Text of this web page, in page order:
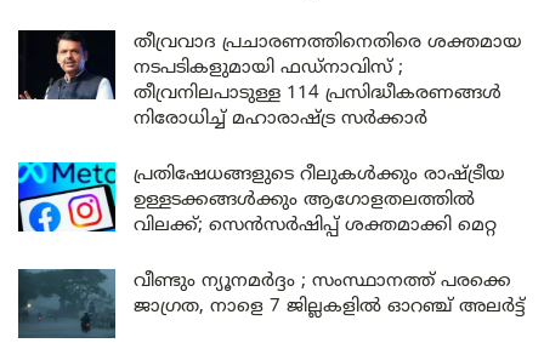
തീവ്രവാദ പ്രചാരണത്തിനെതിരെ ശക്തമായ
നടപടികളുമായി ഫഡ്നാവിസ് ;
തീവ്രനിലപാടുള്ള 114 പ്രസിദ്ധീകരണങ്ങൾ
നിരോധിച്ച് മഹാരാഷ്ട്ര സർക്കാർ
പ്രതിഷേധങ്ങളുടെ റീലുകൾക്കും രാഷ്ട്രീയ
ഉള്ളടക്കങ്ങൾക്കും ആഗോളതലത്തിൽ
വിലക്ക്; സെൻസർഷിപ്പ് ശക്തമാക്കി മെറ്റ
വീണ്ടും ന്യൂനമർദ്ദം ; സംസ്ഥാനത്ത് പരക്കെ
ജാഗ്രത, നാളെ 7 ജില്ലകളിൽ ഓറഞ്ച് അലർട്ട്